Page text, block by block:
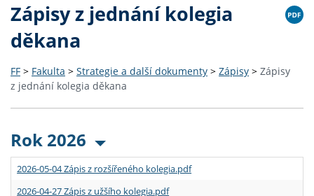
Zápisy z jednání kolegia
děkana
FF > Fakulta > Strategie a další dokumenty > Zápisy > Zápisy
z jednání kolegia děkana
Rok 2026
2026-05-04 Zápis z rozšířeného kolegia.pdf
2026-04-27 Zápis z užšího kolegia.pdf